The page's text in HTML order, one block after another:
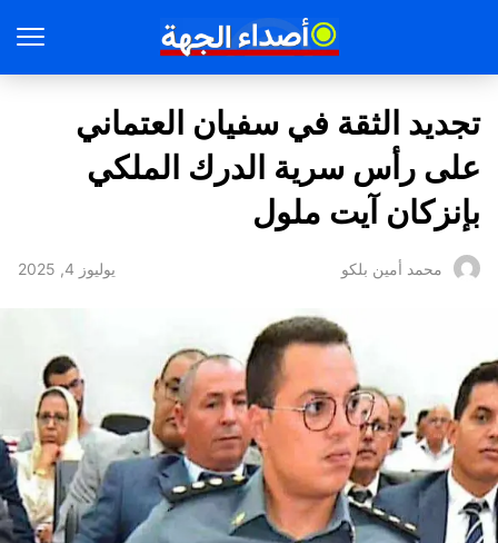
تجديد الثقة في سفيان العتماني
على رأس سرية الدرك الملكي
بإنزكان آيت ملول
محمد أمين بلكو يوليوز 4, 2025